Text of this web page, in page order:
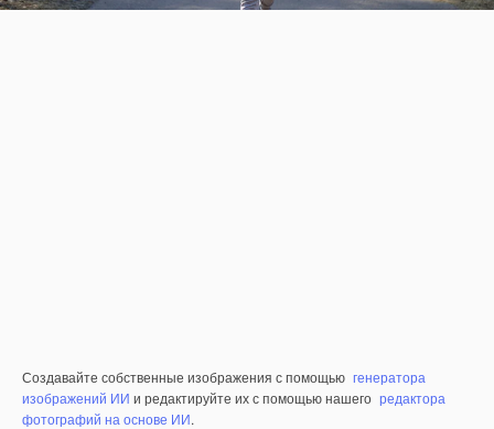
Создавайте собственные изображения с помощью генератора
изображений ИИ и редактируйте их с помощью нашего редактора
фотографий на основе ИИ.